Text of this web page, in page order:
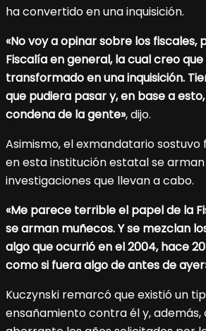
ha convertido en una inquisición.
«No voy a opinar sobre los fiscales,
Fiscalía en general, la cual creo que
transformado en una inquisición.
que pudiera pasar y, en base a
condena de la gente», dijo.
Asimismo, el exmandatario
en esta institución estatal se
investigaciones que llevan a cabo.
«Me parece terrible el papel de la
se arman muñecos. Y se mezclan
algo que ocurrió en el 2004, hace
como si fuera algo de antes de
Kuczynski remarcó que existió un
ensañamiento contra él y, además,